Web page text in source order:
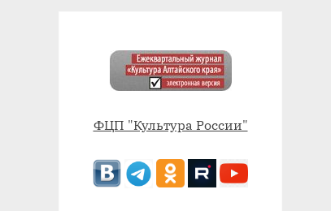
ФЦП "Культура России"